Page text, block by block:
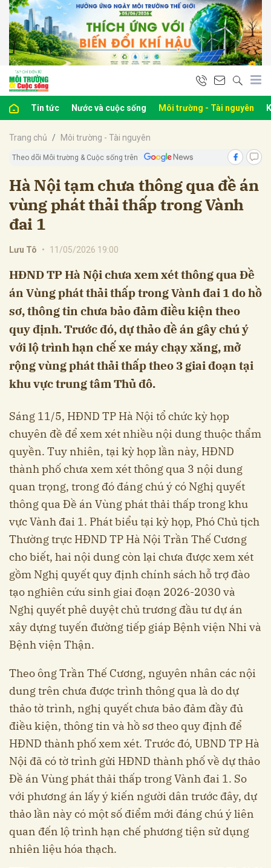
Tin tức Nước và cuộc sống Môi trường - Tài nguyên
Trang chủ Môi trường - Tài nguyên
Theo dõi Môi trường & Cuộc sống trên
Hà Nội tạm chưa thông qua đề án
vùng phát thải thấp trong Vành
đai 1
Lưu Tô • 11/05/2026 19:00
HĐND TP Hà Nội chưa xem xét thông qua Đề
án Vùng phát thải thấp trong Vành đai 1 do hồ
sơ, thông tin chưa bảo đảm điều kiện theo
quy định. Trước đó, dự thảo đề án gây chú ý
với lộ trình hạn chế xe máy chạy xăng, mở
rộng vùng phát thải thấp theo 3 giai đoạn tại
khu vực trung tâm Thủ đô.
Sáng 11/5, HĐND TP Hà Nội tổ chức kỳ họp
chuyên đề để xem xét nhiều nội dung thuộc thẩm
quyền. Tuy nhiên, tại kỳ họp lần này, HĐND
thành phố chưa xem xét thông qua 3 nội dung
quan trọng, trong đó đáng chú ý có Nghị quyết
thông qua Đề án Vùng phát thải thấp trong khu
vực Vành đai 1. Phát biểu tại kỳ họp, Phó Chủ tịch
Thường trực HĐND TP Hà Nội Trần Thế Cương
cho biết, hai nội dung còn lại chưa được xem xét
gồm Nghị quyết quy định chính sách hỗ trợ đào
tạo nghiên cứu sinh giai đoạn 2026-2030 và
Nghị quyết phê duyệt chủ trương đầu tư dự án
xây dựng tuyến đường tiếp giáp Bệnh viện Nhi và
Bệnh viện Thận.
Theo ông Trần Thế Cương, nguyên nhân các nội
dung trên chưa được trình thông qua là do dự
thảo tờ trình, nghị quyết chưa bảo đảm đầy đủ
điều kiện, thông tin và hồ sơ theo quy định để
HĐND thành phố xem xét. Trước đó, UBND TP Hà
Nội đã có tờ trình gửi HĐND thành phố về dự thảo
Đề án Vùng phát thải thấp trong Vành đai 1. So
với phương án lấy ý kiến người dân trước đây, dự
thảo lần này có một số điểm mới đáng chú ý liên
quan đến lộ trình hạn chế phương tiện sử dụng
nhiên liệu hóa thạch.
luận
Hủy